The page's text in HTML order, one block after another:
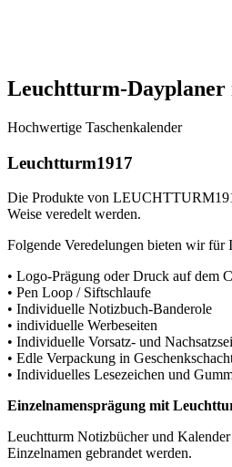
Leuchtturm-Dayplaner
Hochwertige Taschenkalender
Leuchtturm1917
Die Produkte von
Weise veredelt werden.
Folgende Veredelungen bieten wir
• Logo-Prägung oder Druck auf dem
• Pen Loop / Siftschlaufe
• Individuelle Notizbuch-Banderole
• individuelle Werbeseiten
• Individuelle Vorsatz- und
• Edle Verpackung in
• Individuelles Lesezeichen und
Einzelnamensprägung mit
Leuchtturm Notizbücher und
Einzelnamen gebrandet werden.